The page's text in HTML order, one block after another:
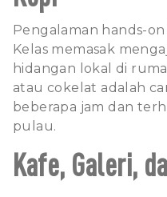
Pengalaman hands-
Kelas memasak
hidangan lokal di
atau cokelat adalah
beberapa jam dan
pulau.
Kafe, Galeri,